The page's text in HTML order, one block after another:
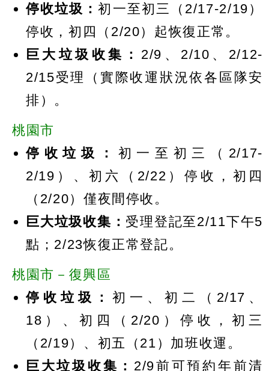
停收垃圾：初一至初三（2/17-2/19）
停收，初四（2/20）起恢復正常。
巨大垃圾收集： 2/9、2/10、2/12-
2/15受理（實際收運狀況依各區隊安
排）。
桃園市
停收垃圾： 初一至初三（2/17-
2/19）、初六（2/22）停收，初四
（2/20）僅夜間停收。
巨大垃圾收集： 受理登記至2/11下午5
點；2/23恢復正常登記。
桃園市－復興區
停收垃圾：初一、初二（2/17、
18）、初四（2/20）停收，初三
（2/19）、初五（21）加班收運。
巨大垃圾收集： 2/9前可預約年前清